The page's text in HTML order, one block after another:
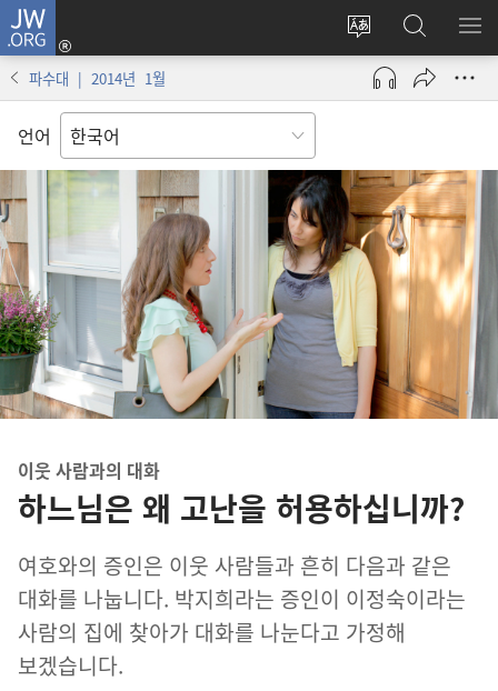
JW.ORG
사이트
언어
변경
로그인
(새로운
열기)
JW.ORG
검색
메
파수대 | 2014년 1월
언어
이웃 사람과의 대화
하느님은 왜 고난을 허용하십니까?
여호와의 증인은 이웃 사람들과 흔히 다음과 같은
대화를 나눕니다. 박지희라는 증인이 이정숙이라는
사람의 집에 찾아가 대화를 나눈다고 가정해
보겠습니다.